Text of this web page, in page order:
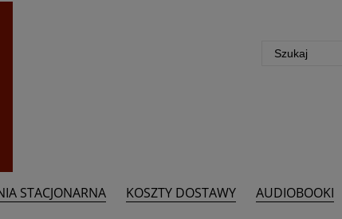
STACJONARNA KOSZTY DOSTAWY AUDIOBOOKI